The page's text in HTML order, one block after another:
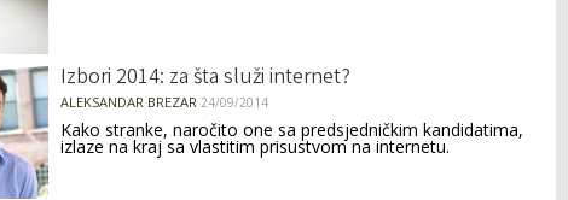
Izbori 2014: za šta služi internet?
ALEKSANDAR BREZAR 24/09/2014
Kako stranke, naročito one sa predsjedničkim kandidatima,
izlaze na kraj sa vlastitim prisustvom na internetu.